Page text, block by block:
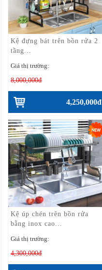
Kệ đựng bát trên bồn rửa 2
tầng...
Giá thị trường:
8,000,000đ
4,250,000đ
Kệ úp chén trên bồn rửa
bằng inox cao...
Giá thị trường:
4,300,000đ